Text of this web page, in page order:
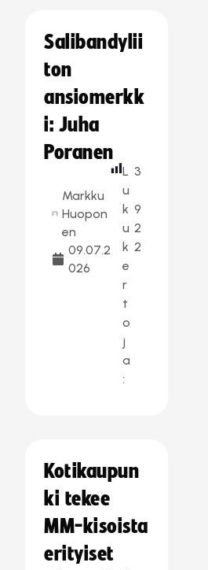
Salibandylii
ton
ansiomerkk
i: Juha
Poranen
Markku
Huopon
en
09.07.2
026
L
u
k
u
k
e
r
t
o
j
a
:
3
9
2
2
Kotikaupun
ki tekee
MM-kisoista
erityiset